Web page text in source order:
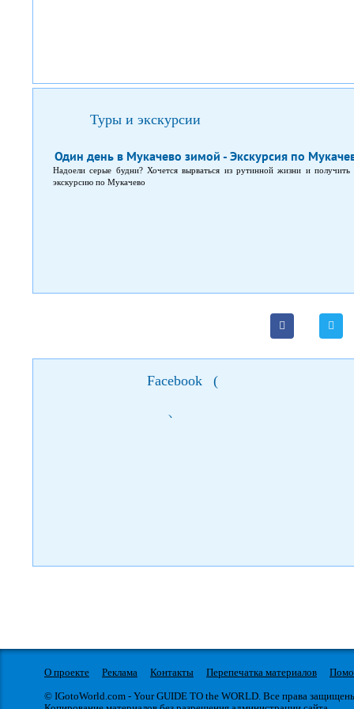
Туры и экскурсии
Один день в Мукачево зимой - Экскурсия по
Надоели серые будни? Хочется вырваться из рутинной жизни и получить
экскурсию по Мукачево
Facebook (
)
О проекте Реклама Контакты Перепечатка материалов
© IGotoWorld.com - Your GUIDE TO the WORLD. Все права